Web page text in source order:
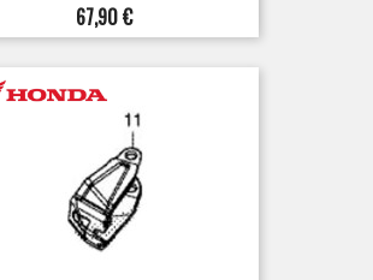
Prix
67,90 €